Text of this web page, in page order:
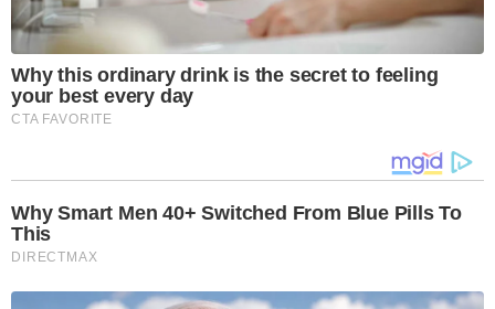
Why this ordinary drink is the secret to feeling
your best every day
CTA FAVORITE
Why Smart Men 40+ Switched From Blue Pills To
This
DIRECTMAX